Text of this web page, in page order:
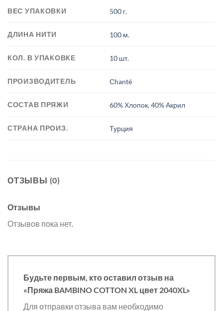
ВЕС УПАКОВКИ 500 г.
ДЛИНА НИТИ 100 м.
КОЛ. В УПАКОВКЕ 10 шт.
ПРОИЗВОДИТЕЛЬ Сhanté
СОСТАВ ПРЯЖИ 60% Хлопок, 40% Акрил
СТРАНА ПРОИЗ. Турция
ОТЗЫВЫ (0)
Отзывы
Отзывов пока нет.
Будьте первым, кто оставил отзыв на
«Пряжа BAMBINO COTTON XL цвет 2040XL»
Для отправки отзыва вам необходимо